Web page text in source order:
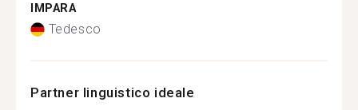
IMPARA
Tedesco
Partner linguistico ideale